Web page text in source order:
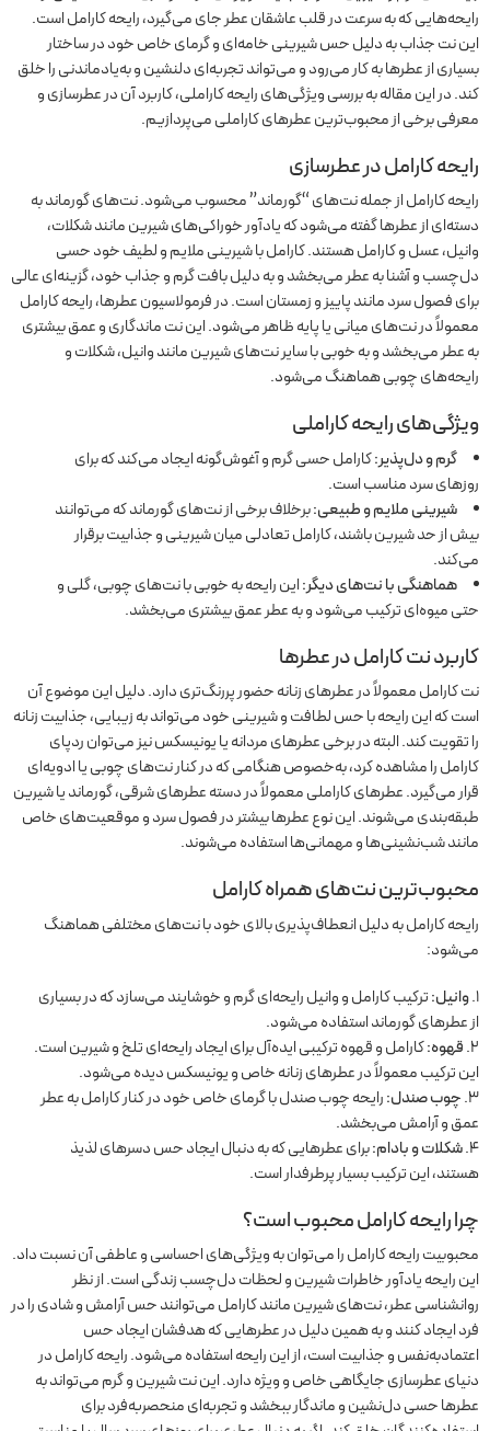
رایحه‌هایی که به سرعت در قلب عاشقان عطر جای می‌گیرد، رایحه کارامل است.
این نت جذاب به دلیل حس شیرینی خامه‌ای و گرمای خاص خود در ساختار
بسیاری از عطرها به کار می‌رود و می‌تواند تجربه‌ای دلنشین و به‌یادماندنی را خلق
کند. در این مقاله به بررسی ویژگی‌های رایحه کاراملی، کاربرد آن در عطرسازی و
معرفی برخی از محبوب‌ترین عطرهای کاراملی می‌پردازیم.
رایحه کارامل در عطرسازی
رایحه کارامل از جمله نت‌های “گورماند” محسوب می‌شود. نت‌های گورماند به
دسته‌ای از عطرها گفته می‌شود که یادآور خوراکی‌های شیرین مانند شکلات،
وانیل، عسل و کارامل هستند. کارامل با شیرینی ملایم و لطیف خود حسی
دل‌چسب و آشنا به عطر می‌بخشد و به دلیل بافت گرم و جذاب خود، گزینه‌ای عالی
برای فصول سرد مانند پاییز و زمستان است. در فرمولاسیون عطرها، رایحه کارامل
معمولاً در نت‌های میانی یا پایه ظاهر می‌شود. این نت ماندگاری و عمق بیشتری
به عطر می‌بخشد و به خوبی با سایر نت‌های شیرین مانند وانیل، شکلات و
رایحه‌های چوبی هماهنگ می‌شود.
ویژگی‌های رایحه کاراملی
گرم و دل‌پذیر:کارامل حسی گرم و آغوش‌گونه ایجاد می‌کند که برای
روزهای سرد مناسب است.
شیرینی ملایم و طبیعی:برخلاف برخی از نت‌های گورماند که می‌توانند
بیش از حد شیرین باشند، کارامل تعادلی میان شیرینی و جذابیت برقرار
می‌کند.
هماهنگی با نت‌های دیگر:این رایحه به خوبی با نت‌های چوبی، گلی و
حتی میوه‌ای ترکیب می‌شود و به عطر عمق بیشتری می‌بخشد.
کاربرد نت کارامل در عطرها
نت کارامل معمولاً در عطرهای زنانه حضور پررنگ‌تری دارد. دلیل این موضوع آن
است که این رایحه با حس لطافت و شیرینی خود می‌تواند به زیبایی، جذابیت زنانه
را تقویت کند. البته در برخی عطرهای مردانه یا یونیسکس نیز می‌توان ردپای
کارامل را مشاهده کرد، به‌خصوص هنگامی که در کنار نت‌های چوبی یا ادویه‌ای
قرار می‌گیرد. عطرهای کاراملی معمولاً در دسته عطرهای شرقی، گورماند یا شیرین
طبقه‌بندی می‌شوند. این نوع عطرها بیشتر در فصول سرد و موقعیت‌های خاص
مانند شب‌نشینی‌ها و مهمانی‌ها استفاده می‌شوند.
محبوب‌ترین نت‌های همراه کارامل
رایحه کارامل به دلیل انعطاف‌پذیری بالای خود با نت‌های مختلفی هماهنگ
می‌شود:
وانیل:ترکیب کارامل و وانیل رایحه‌ای گرم و خوشایند می‌سازد که در بسیاری
از عطرهای گورماند استفاده می‌شود.
قهوه:کارامل و قهوه ترکیبی ایده‌آل برای ایجاد رایحه‌ای تلخ و شیرین است.
این ترکیب معمولاً در عطرهای زنانه خاص و یونیسکس دیده می‌شود.
چوب صندل:رایحه چوب صندل با گرمای خاص خود در کنار کارامل به عطر
عمق و آرامش می‌بخشد.
شکلات و بادام:برای عطرهایی که به دنبال ایجاد حس دسرهای لذیذ
هستند، این ترکیب بسیار پرطرفدار است.
چرا رایحه کارامل محبوب است؟
محبوبیت رایحه کارامل را می‌توان به ویژگی‌های احساسی و عاطفی آن نسبت داد.
این رایحه یادآور خاطرات شیرین و لحظات دل‌چسب زندگی است. از نظر
روانشناسی عطر، نت‌های شیرین مانند کارامل می‌توانند حس آرامش و شادی را در
فرد ایجاد کنند و به همین دلیل در عطرهایی که هدفشان ایجاد حس
اعتمادبه‌نفس و جذابیت است، از این رایحه استفاده می‌شود. رایحه کارامل در
دنیای عطرسازی جایگاهی خاص و ویژه دارد. این نت شیرین و گرم می‌تواند به
عطرها حسی دل‌نشین و ماندگار ببخشد و تجربه‌ای منحصربه‌فرد برای